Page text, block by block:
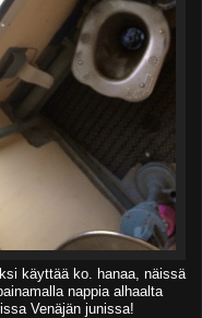
käyttää ko. hanaa, näissä
nappia alhaalta
Venäjän junissa!